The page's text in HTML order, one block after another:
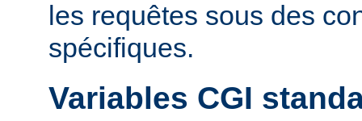
les requêtes sous des
spécifiques.
Variables CGI